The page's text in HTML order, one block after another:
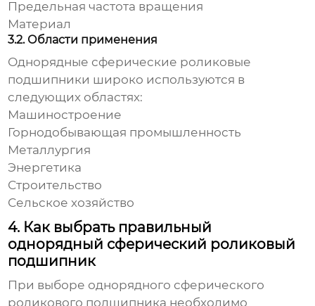
Предельная частота вращения
Материал
3.2. Области применения
Однорядные сферические роликовые
подшипники широко используются в
следующих областях:
Машиностроение
Горнодобывающая промышленность
Металлургия
Энергетика
Строительство
Сельское хозяйство
4. Как выбрать правильный
однорядный сферический роликовый
подшипник
При выборе однорядного сферического
роликового подшипника необходимо